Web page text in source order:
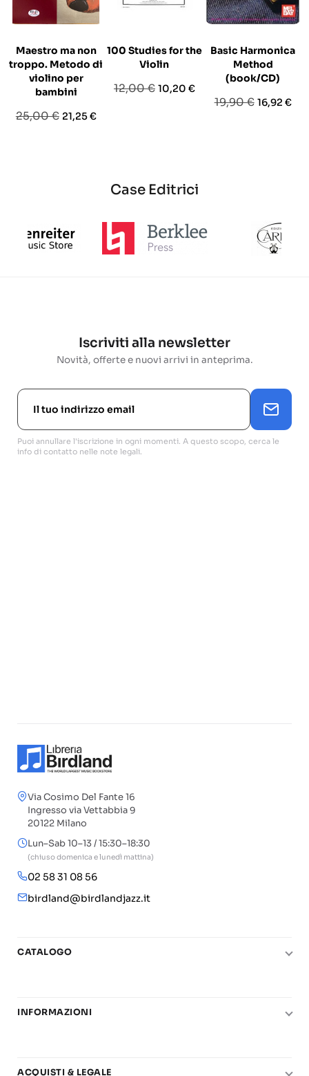
Maestro ma non
troppo. Metodo di
violino per
bambini
Prezzo
25,00 € Prezzo
21,25 €
100 Studies for the
Violin
Prezzo
12,00 € Prezzo
10,20 €
Basic Harmonica
Method
(book/CD)
Prezzo
19,90 € Prezzo
16,92 €
Case Editrici
Iscriviti alla newsletter
Novità, offerte e nuovi arrivi in anteprima.
Puoi annullare l'iscrizione in ogni momenti. A questo scopo, cerca le
info di contatto nelle note legali.
Via Cosimo Del Fante 16
Ingresso via Vettabbia 9
20122 Milano
Lun–Sab 10–13 / 15:30–18:30
(chiuso domenica e lunedì mattina)
02 58 31 08 56
birdland@birdlandjazz.it
CATALOGO
Chitarra
Basi play-along
INFORMAZIONI
Carta del Docente
ACQUISTI & LEGALE